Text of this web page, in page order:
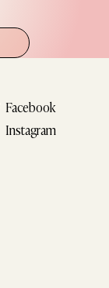
Facebook
Instagram